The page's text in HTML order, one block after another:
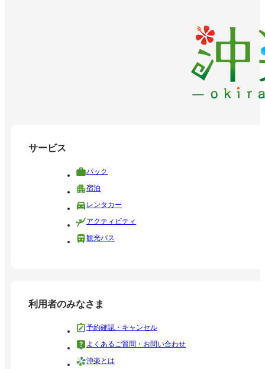
サービス
パック
宿泊
レンタカー
アクティビティ
観光バス
利用者のみなさま
予約確認・キャンセル
よくあるご質問・お問い合わせ
沖楽とは